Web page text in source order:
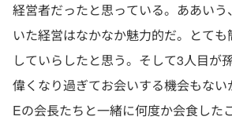
経営者だったと思っている。ああい
いた経営はなかなか魅力的だ。とて
していらしたと思う。そして3人目が
偉くなり過ぎてお会いする機会もな
Eの会長たちと一緒に何度か会食した